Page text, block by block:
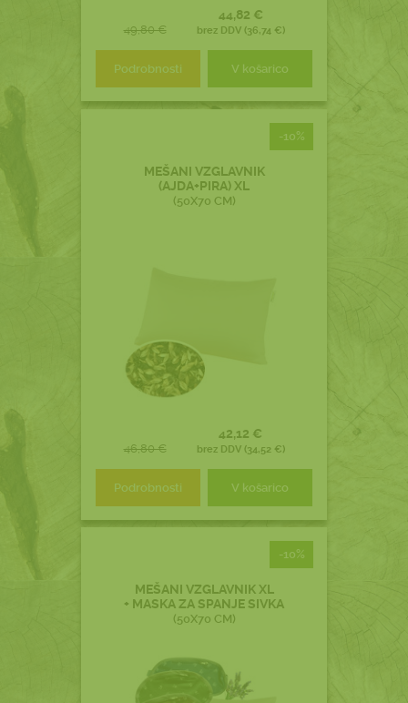
49,80 €
44,82 €
brez DDV (36,74 €)
Podrobnosti V košarico
-10%
MEŠANI VZGLAVNIK
(AJDA+PIRA) XL
(50X70 CM)
46,80 €
42,12 €
brez DDV (34,52 €)
Podrobnosti V košarico
-10%
MEŠANI VZGLAVNIK XL
+ MASKA ZA SPANJE SIVKA
(50X70 CM)